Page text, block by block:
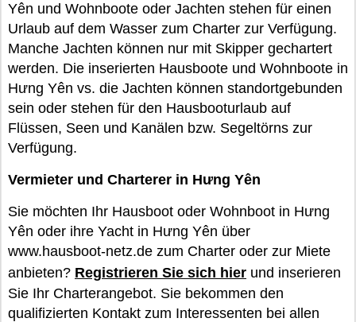
Yên und Wohnboote oder Jachten stehen für einen
Urlaub auf dem Wasser zum Charter zur Verfügung.
Manche Jachten können nur mit Skipper gechartert
werden. Die inserierten Hausboote und Wohnboote in
Hưng Yên vs. die Jachten können standortgebunden
sein oder stehen für den Hausbooturlaub auf
Flüssen, Seen und Kanälen bzw. Segeltörns zur
Verfügung.
Vermieter und Charterer in Hưng Yên
Sie möchten Ihr Hausboot oder Wohnboot in Hưng
Yên oder ihre Yacht in Hưng Yên über
www.hausboot-netz.de zum Charter oder zur Miete
anbieten? Registrieren Sie sich hier und inserieren
Sie Ihr Charterangebot. Sie bekommen den
qualifizierten Kontakt zum Interessenten bei allen